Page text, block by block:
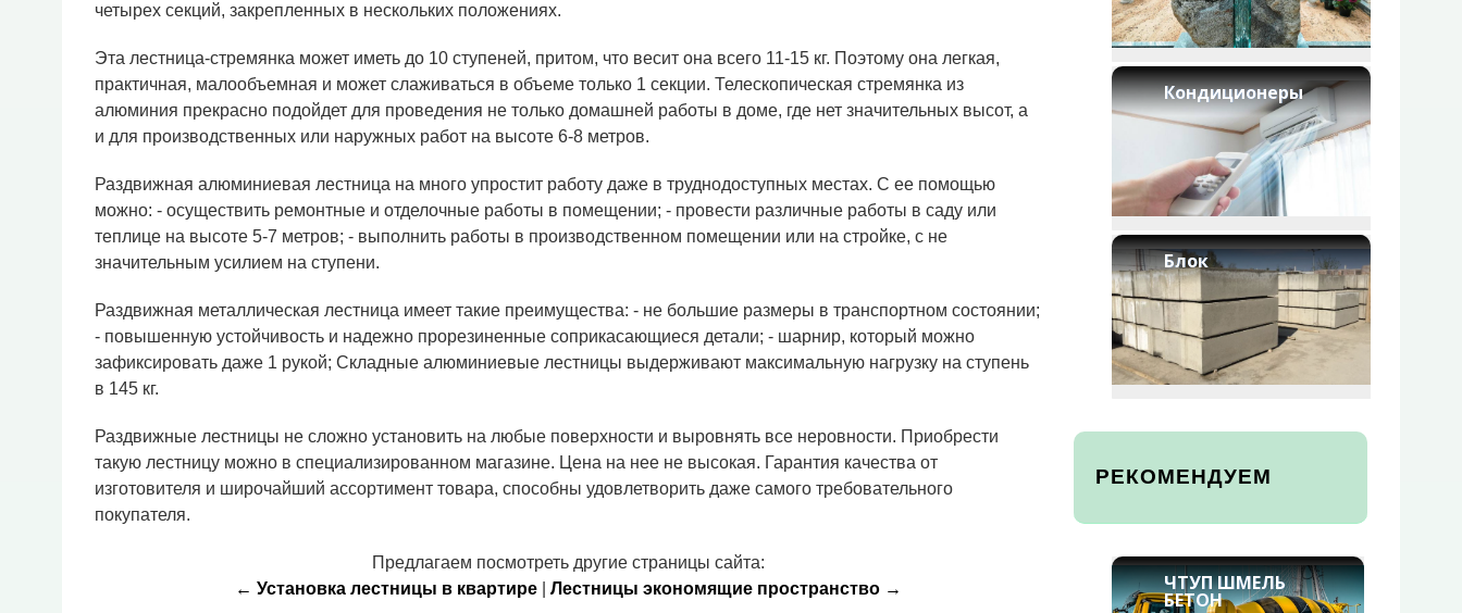
четырех секций, закрепленных в нескольких положениях.
Эта лестница-стремянка может иметь до 10 ступеней, притом, что весит она всего 11-15 кг. Поэтому она легкая,
практичная, малообъемная и может слаживаться в объеме только 1 секции. Телескопическая стремянка из
алюминия прекрасно подойдет для проведения не только домашней работы в доме, где нет значительных высот, а
и для производственных или наружных работ на высоте 6-8 метров.
Раздвижная алюминиевая лестница на много упростит работу даже в труднодоступных местах. С ее помощью
можно: - осуществить ремонтные и отделочные работы в помещении; - провести различные работы в саду или
теплице на высоте 5-7 метров; - выполнить работы в производственном помещении или на стройке, с не
значительным усилием на ступени.
Раздвижная металлическая лестница имеет такие преимущества: - не большие размеры в транспортном состоянии;
- повышенную устойчивость и надежно прорезиненные соприкасающиеся детали; - шарнир, который можно
зафиксировать даже 1 рукой; Складные алюминиевые лестницы выдерживают максимальную нагрузку на ступень
в 145 кг.
Раздвижные лестницы не сложно установить на любые поверхности и выровнять все неровности. Приобрести
такую лестницу можно в специализированном магазине. Цена на нее не высокая. Гарантия качества от
изготовителя и широчайший ассортимент товара, способны удовлетворить даже самого требовательного
покупателя.
Предлагаем посмотреть другие страницы сайта:
← Установка лестницы в квартире| Лестницы экономящие пространство →
Кондиционеры
Блок
РЕКОМЕНДУЕМ
ЧТУП ШМЕЛЬ
БЕТОН